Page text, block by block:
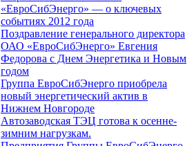
«ЕвроСибЭнерго» — о ключевых
событиях 2012 года
Поздравление генерального директора
ОАО «ЕвроСибЭнерго» Евгения
Федорова с Днем Энергетика и Новым
годом
Группа ЕвроСибЭнерго приобрела
новый энергетический актив в
Нижнем Новгороде
Автозаводская ТЭЦ готова к осенне-
зимним нагрузкам.